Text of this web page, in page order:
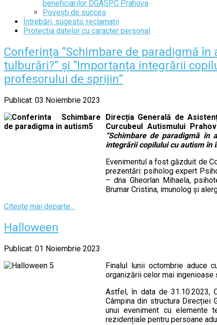
beneficiarilor DGASPC Prahova
Povești de succes
Întrebări, sugestii, reclamaţii
Protectia datelor cu caracter personal
Conferința “Schimbare de paradigmă
tulburări?” și “Importanța integrării
profesorului de sprijin”
Publicat: 03 Noiembrie 2023
Direcția Generală de
Curcubeul Autismului
“Schimbare de paradigmă
integrării copilului cu autism în
Evenimentul a fost găzduit de
prezentări: psiholog expert
– dna Gheorlan Mihaela,
Brumar Cristina, imunolog și
Citește mai departe...
Halloween
Publicat: 01 Noiembrie 2023
Finalul lunii octombrie aduce
organizării celor mai ingenioase
Astfel, în data de 31.10.2023,
Câmpina din structura Direcției
unui eveniment cu elemente
rezidențiale pentru persoane